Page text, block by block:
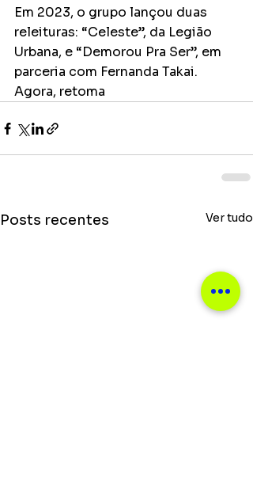
Em 2023, o grupo lançou duas
releituras: “Celeste”, da Legião
Urbana, e “Demorou Pra Ser”, em
parceria com Fernanda Takai.
Agora, retoma
Posts recentes Ver tudo